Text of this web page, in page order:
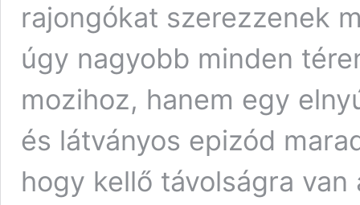
rajongókat szerezzenek
úgy nagyobb minden
mozihoz, hanem egy
és látványos epizód
hogy kellő távolságra